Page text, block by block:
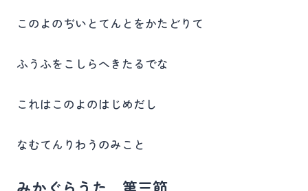
このよのぢいとてんとをかたどりて
ふうふをこしらへきたるでな
これはこのよのはじめだし
なむてんりわうのみこと